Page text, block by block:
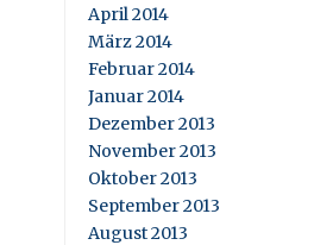
April 2014
März 2014
Februar 2014
Januar 2014
Dezember 2013
November 2013
Oktober 2013
September 2013
August 2013